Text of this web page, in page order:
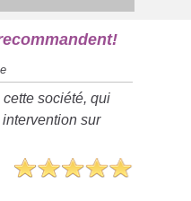
société, qui
sur